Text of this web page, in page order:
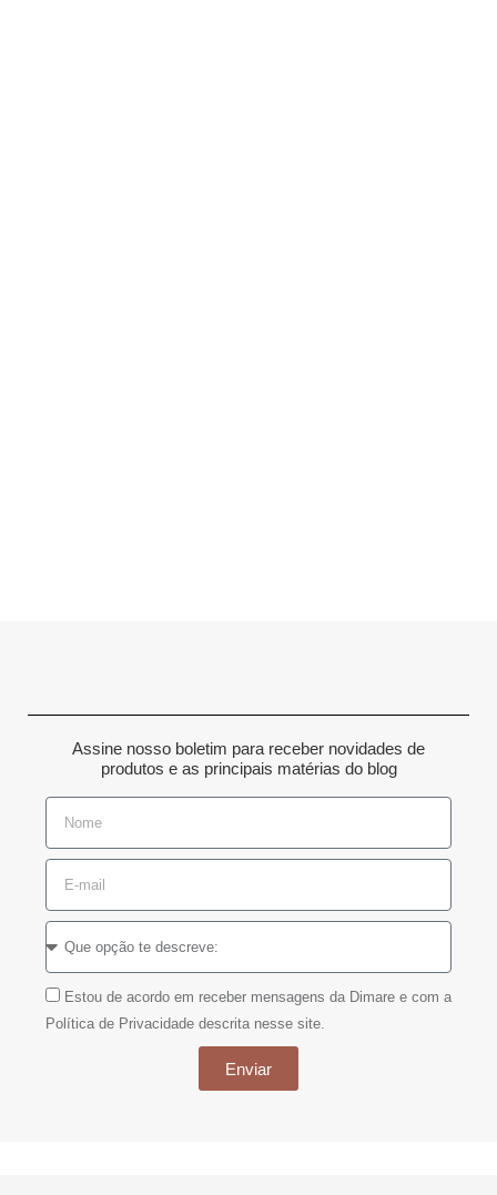
Assine nosso boletim para receber novidades de
produtos e as principais matérias do blog
Estou de acordo em receber mensagens da Dimare e com a
Política de Privacidade descrita nesse site.
Enviar